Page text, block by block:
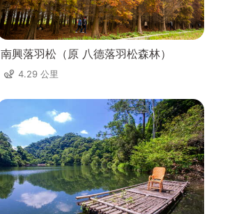
南興落羽松（原 八德落羽松森林）
4.29 公里